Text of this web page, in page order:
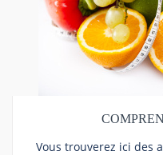
Vous trouverez ici des